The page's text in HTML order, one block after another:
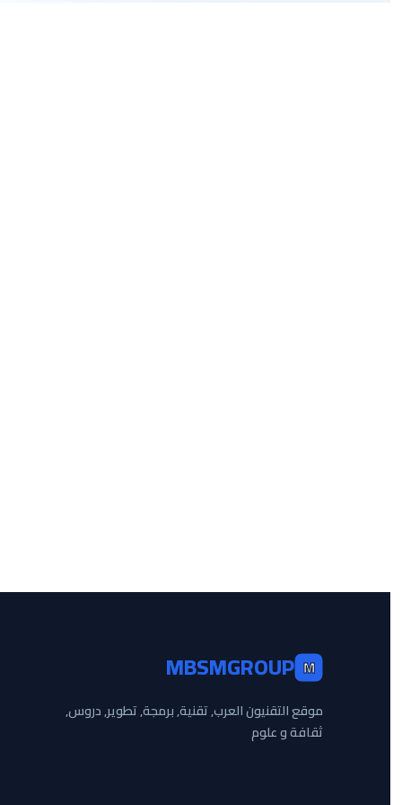
M
MBSMGROUP
موقع التقنيون العرب, تقنية, برمجة, تطوير, دروس,
ثقافة و علوم